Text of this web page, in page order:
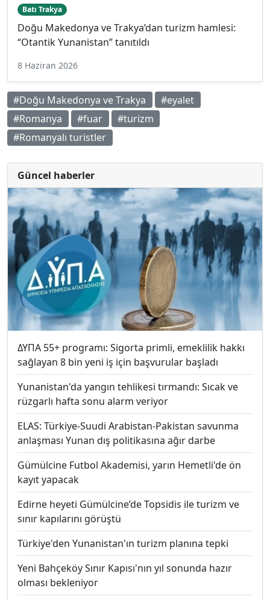
Batı Trakya
Doğu Makedonya ve Trakya’dan turizm hamlesi:
“Otantik Yunanistan” tanıtıldı
8 Haziran 2026
#Doğu Makedonya ve Trakya
#eyalet
#Romanya
#fuar
#turizm
#Romanyalı turistler
Güncel haberler
ΔΥΠΑ 55+ programı: Sigorta primli, emeklilik hakkı
sağlayan 8 bin yeni iş için başvurular başladı
Yunanistan'da yangın tehlikesi tırmandı: Sıcak ve
rüzgarlı hafta sonu alarm veriyor
ELAS: Türkiye-Suudi Arabistan-Pakistan savunma
anlaşması Yunan dış politikasına ağır darbe
Gümülcine Futbol Akademisi, yarın Hemetli'de ön
kayıt yapacak
Edirne heyeti Gümülcine’de Topsidis ile turizm ve
sınır kapılarını görüştü
Türkiye'den Yunanistan'ın turizm planına tepki
Yeni Bahçeköy Sınır Kapısı'nın yıl sonunda hazır
olması bekleniyor